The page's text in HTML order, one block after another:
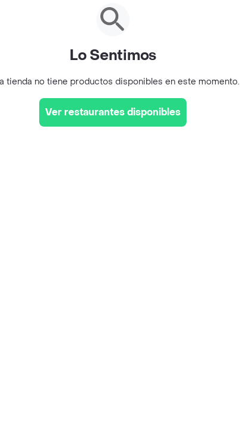
Lo Sentimos
tienda no tiene productos disponibles en este momento.
Ver restaurantes disponibles